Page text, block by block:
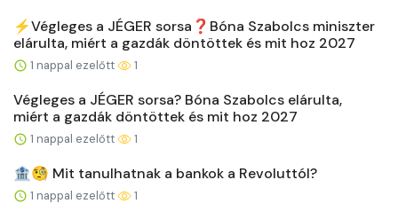
⚡️Végleges a JÉGER sorsa❓Bóna Szabolcs miniszter
elárulta, miért a gazdák döntöttek és mit hoz 2027
1 nappal ezelőtt 1
Végleges a JÉGER sorsa? Bóna Szabolcs elárulta,
miért a gazdák döntöttek és mit hoz 2027
1 nappal ezelőtt 1
🏦🧐 Mit tanulhatnak a bankok a Revoluttól?
1 nappal ezelőtt 1